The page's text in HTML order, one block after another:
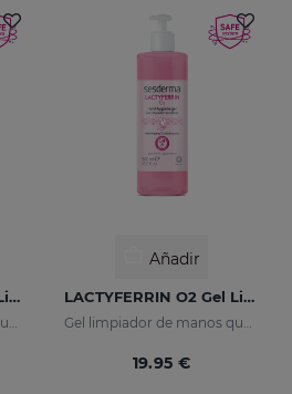
LACTYFERRIN O2 Gel Limpiador De Manos 250ml
Gel limpiador de manos que mantiene la barrera natural de la piel en perfecto estado.
Añadir
LACTYFERRIN O2 Gel Limpiador 500ml
Gel limpiador de manos que mantiene la barrera natural de la piel en perfecto estado.
19.95 €